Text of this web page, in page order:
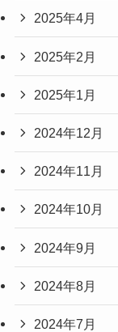
2025年4月
2025年2月
2025年1月
2024年12月
2024年11月
2024年10月
2024年9月
2024年8月
2024年7月